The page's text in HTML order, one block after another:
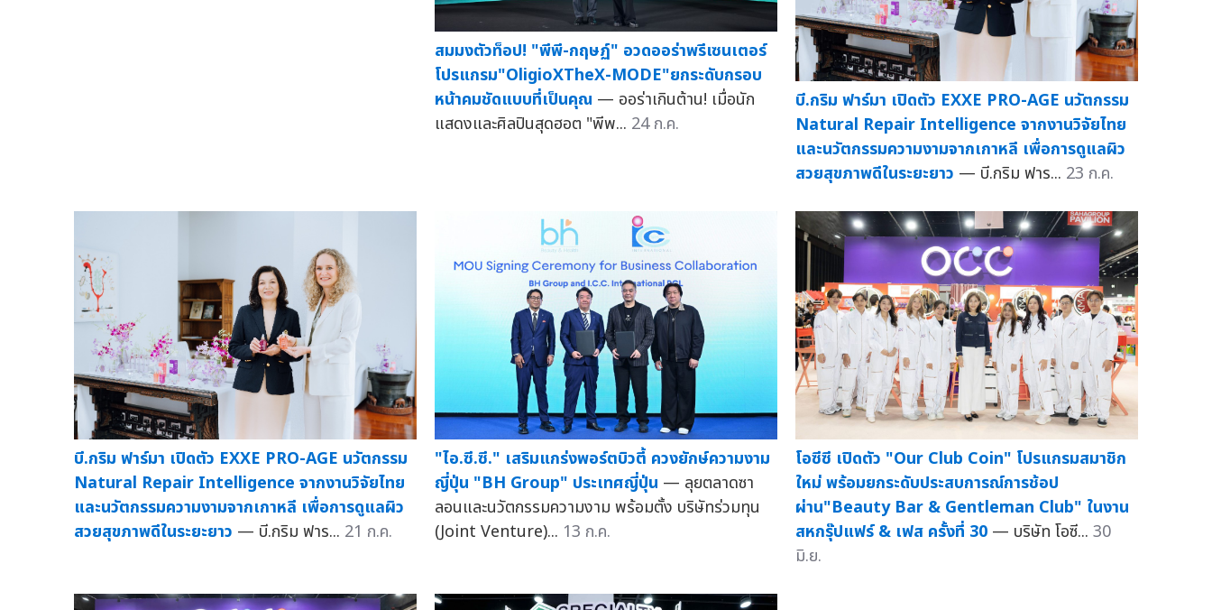
สมมงตัวท็อป! "พีพี-กฤษฏ์" อวดออร่าพรีเซนเตอร์
โปรแกรม"OligioXTheX-MODE"ยกระดับกรอบ
หน้าคมชัดแบบที่เป็นคุณ — ออร่าเกินต้าน! เมื่อนัก
แสดงและศิลปินสุดฮอต "พีพ... 24 ก.ค.
บี.กริม ฟาร์มา เปิดตัว EXXE PRO-AGE นวัตกรรม
Natural Repair Intelligence จากงานวิจัยไทย
และนวัตกรรมความงามจากเกาหลี เพื่อการดูแลผิว
สวยสุขภาพดีในระยะยาว — บี.กริม ฟาร... 23 ก.ค.
บี.กริม ฟาร์มา เปิดตัว EXXE PRO-AGE นวัตกรรม
Natural Repair Intelligence จากงานวิจัยไทย
และนวัตกรรมความงามจากเกาหลี เพื่อการดูแลผิว
สวยสุขภาพดีในระยะยาว — บี.กริม ฟาร... 21 ก.ค.
"ไอ.ซี.ซี." เสริมแกร่งพอร์ตบิวตี้ ควงยักษ์ความงาม
ญี่ปุ่น "BH Group" ประเทศญี่ปุ่น — ลุยตลาดซา
ลอนและนวัตกรรมความงาม พร้อมตั้ง บริษัทร่วมทุน
(Joint Venture)... 13 ก.ค.
โอซีซี เปิดตัว "Our Club Coin" โปรแกรมสมาชิก
ใหม่ พร้อมยกระดับประสบการณ์การช้อป
ผ่าน"Beauty Bar & Gentleman Club" ในงาน
สหกรุ๊ปแฟร์ & เฟส ครั้งที่ 30 — บริษัท โอซี... 30
มิ.ย.